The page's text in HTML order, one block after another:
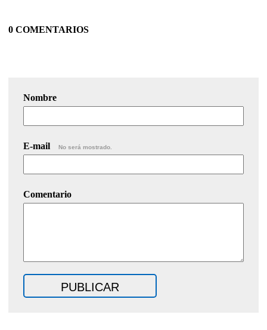
0 COMENTARIOS
Nombre
E-mail No será mostrado.
Comentario